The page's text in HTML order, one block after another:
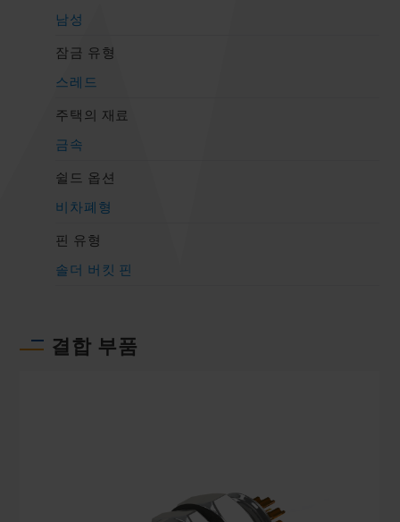
남성
잠금 유형
스레드
주택의 재료
금속
쉴드 옵션
비차폐형
핀 유형
솔더 버킷 핀
결합 부품